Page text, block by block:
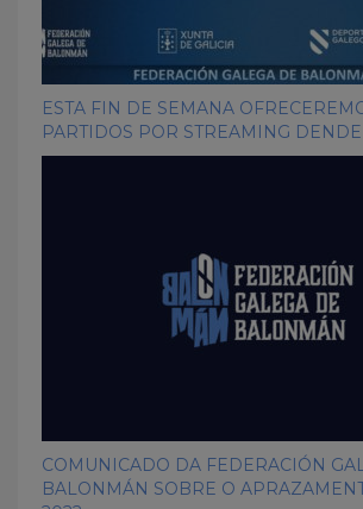
ESTA FIN DE SEMANA
PARTIDOS POR STREAMING
COMUNICADO DA FEDERACIÓN
BALONMÁN SOBRE O